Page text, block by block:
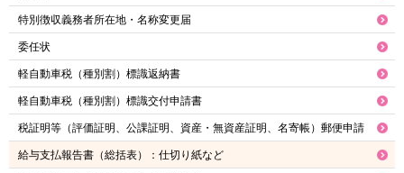
特別徴収義務者所在地・名称変更届
委任状
軽自動車税（種別割）標識返納書
軽自動車税（種別割）標識交付申請書
税証明等（評価証明、公課証明、資産・無資産証明、名寄帳）郵便申請
給与支払報告書（総括表）：仕切り紙など